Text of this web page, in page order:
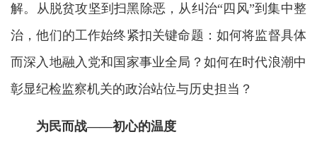
解。从脱贫攻坚到扫黑除恶，从纠治“四风”到集中整
治，他们的工作始终紧扣关键命题：如何将监督具体
而深入地融入党和国家事业全局？如何在时代浪潮中
彰显纪检监察机关的政治站位与历史担当？
为民而战——初心的温度